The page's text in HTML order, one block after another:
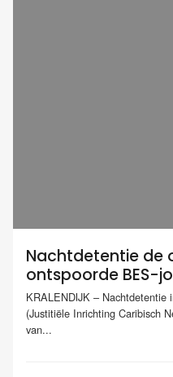
Nachtdetentie de
ontspoorde BES-
KRALENDIJK – Nachtdetentie
(Justitiële Inrichting Caribisch
van...